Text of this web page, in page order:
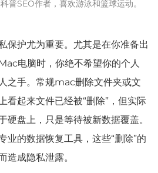
普SEO作者，喜欢游泳和篮球运动。
保护尤为重要。尤其是在你准备出
电脑时，你绝不希望你的个人
之手。常规mac删除文件夹或文
看起来文件已经被“删除”，但实际
硬盘上，只是等待被新数据覆盖。
业的数据恢复工具，这些“删除”的
造成隐私泄露。